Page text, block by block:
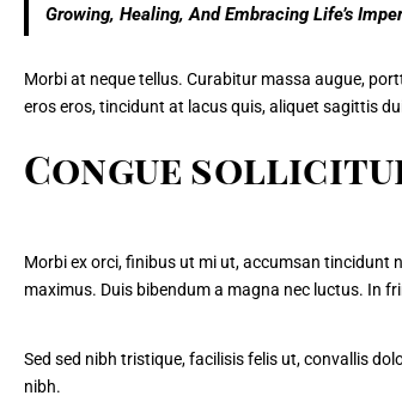
Growing, Healing, And Embracing Life’s
Morbi at neque tellus. Curabitur massa augue,
eros eros, tincidunt at lacus quis, aliquet sagittis
Congue
Morbi ex orci, finibus ut mi ut, accumsan tincidunt
maximus. Duis bibendum a magna nec luctus. In
Sed sed nibh tristique, facilisis felis ut, convallis
nibh.